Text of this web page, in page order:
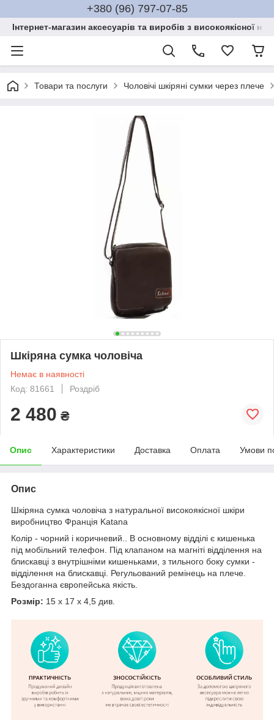
+380 (96) 797-07-85
Інтернет-магазин аксесуарів та виробів з високоякісної
Товари та послуги Чоловічі шкіряні сумки через плече
Шкіряна сумка чоловіча
Немає в наявності
Код: 81661
Роздріб
2 480 ₴
Опис Характеристики Доставка Оплата Умови
Опис
Шкіряна сумка чоловіча з натуральної високоякісної шкіри
виробництво Франція Katana
Колір - чорний і коричневий.. В основному відділі є кишенька
під мобільний телефон. Під клапаном на магніті відділення на
блискавці з внутрішніми кишеньками, з тильного боку сумки -
відділення на блискавці. Регульований ремінець на плече.
Бездоганна європейська якість.
Розмір: 15 x 17 x 4,5 див.